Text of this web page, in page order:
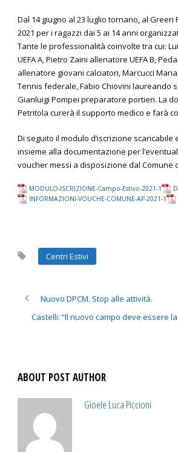
Dal 14 giugno al 23 luglio tornano, al Green
2021 per i ragazzi dai 5 ai 14 anni
Tante le professionalità coinvolte tra cui:
UEFA A, Pietro Zaini allenatore UEFA B,
allenatore giovani calciatori, Marcucci
Tennis federale, Fabio Chiovini laureando
Gianluigi Pompei preparatore portieri. La
Petritola curerà il supporto medico e farà
Di seguito il modulo d’iscrizione scaricabile
insieme alla documentazione per
voucher messi a disposizione dal Comune
MODULO-ISCRIZIONE-Campo-Estivo-2021-1
INFORMAZIONI-VOUCHE-COMUNE-AP-2021-1
Centri Estivi
Nuovo DPCM. Stop alle attività.
Castelli: “Il nuovo campo deve essere
ABOUT POST AUTHOR
Gioele Luca Piccioni